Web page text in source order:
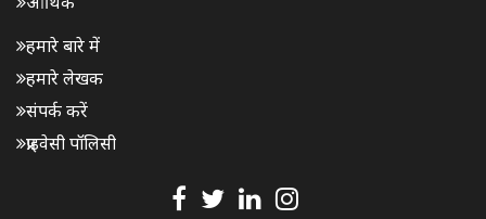
हमारे बारे में
हमारे लेखक
संपर्क करें
प्राइवेसी पॉलिसी